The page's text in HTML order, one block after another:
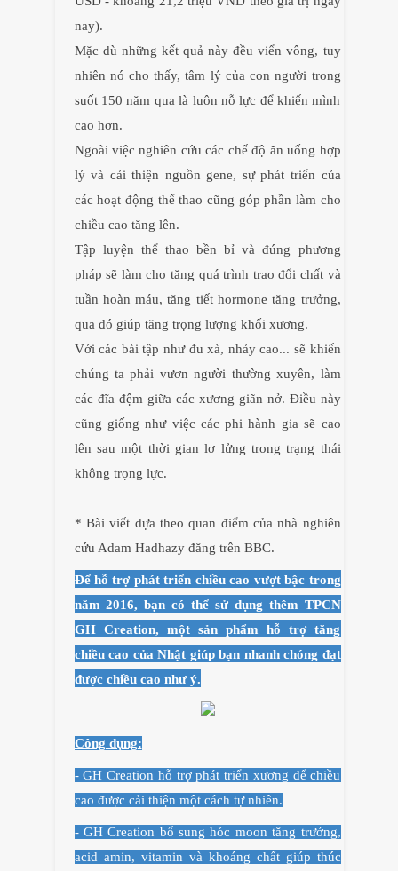
nay).
Mặc dù những kết quả này đều viển vông, tuy
nhiên nó cho thấy, tâm lý của con người trong
suốt 150 năm qua là luôn nỗ lực để khiến mình
cao hơn.
Ngoài việc nghiên cứu các chế độ ăn uống hợp
lý và cải thiện nguồn gene, sự phát triển của
các hoạt động thể thao cũng góp phần làm cho
chiều cao tăng lên.
Tập luyện thể thao bền bỉ và đúng phương
pháp sẽ làm cho tăng quá trình trao đổi chất và
tuần hoàn máu, tăng tiết hormone tăng trưởng,
qua đó giúp tăng trọng lượng khối xương.
Với các bài tập như đu xà, nhảy cao... sẽ khiến
chúng ta phải vươn người thường xuyên, làm
các đĩa đệm giữa các xương giãn nở. Điều này
cũng giống như việc các phi hành gia sẽ cao
lên sau một thời gian lơ lửng trong trạng thái
không trọng lực.
* Bài viết dựa theo quan điểm của nhà nghiên
cứu Adam Hadhazy đăng trên BBC.
Để hỗ trợ phát triển chiều cao vượt bậc trong
năm 2016, bạn có thể sử dụng thêm TPCN
GH Creation, một sản phẩm hỗ trợ tăng
chiều cao của Nhật giúp bạn nhanh chóng đạt
được chiều cao như ý.
Công dụng:
- GH Creation hỗ trợ phát triển xương để chiều
cao được cải thiện một cách tự nhiên.
- GH Creation bổ sung hóc moon tăng trưởng,
acid amin, vitamin và khoáng chất giúp thúc